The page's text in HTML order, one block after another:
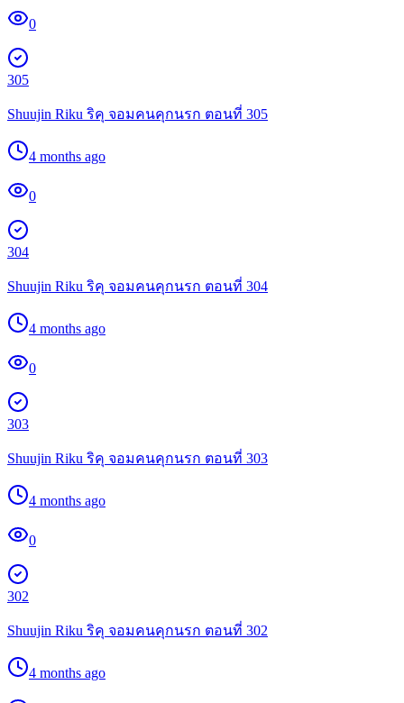
0
305
Shuujin Riku ริคุ จอมคนคุกนรก ตอนที่ 305
4 months ago
0
304
Shuujin Riku ริคุ จอมคนคุกนรก ตอนที่ 304
4 months ago
0
303
Shuujin Riku ริคุ จอมคนคุกนรก ตอนที่ 303
4 months ago
0
302
Shuujin Riku ริคุ จอมคนคุกนรก ตอนที่ 302
4 months ago